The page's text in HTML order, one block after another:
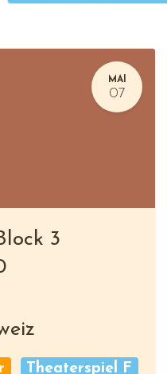
MAI
07
3
Theaterspiel F